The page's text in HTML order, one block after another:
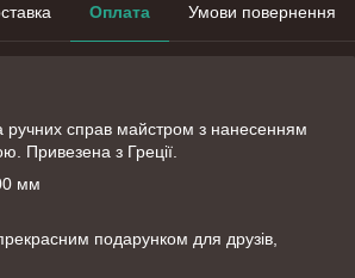
Оплата Умови повернення
ручних справ майстром з нанесенням
Привезена з Греції.
мм
подарунком для друзів,